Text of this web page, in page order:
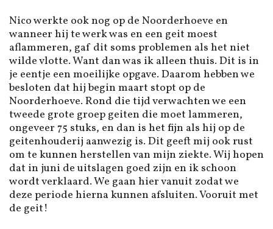
Nico werkte ook nog op de Noorderhoeve en
wanneer hij te werk was en een geit moest
aflammeren, gaf dit soms problemen als het niet
wilde vlotte. Want dan was ik alleen thuis. Dit is in
je eentje een moeilijke opgave. Daarom hebben we
besloten dat hij begin maart stopt op de
Noorderhoeve. Rond die tijd verwachten we een
tweede grote groep geiten die moet lammeren,
ongeveer 75 stuks, en dan is het fijn als hij op de
geitenhouderij aanwezig is. Dit geeft mij ook rust
om te kunnen herstellen van mijn ziekte. Wij hopen
dat in juni de uitslagen goed zijn en ik schoon
wordt verklaard. We gaan hier vanuit zodat we
deze periode hierna kunnen afsluiten. Vooruit met
de geit!